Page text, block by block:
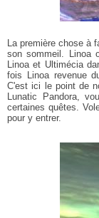
La première chose à
son sommeil. Linoa
Linoa et Ultimécia
fois Linoa revenue
C'est ici le point de
Lunatic Pandora,
certaines quêtes.
pour y entrer.